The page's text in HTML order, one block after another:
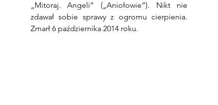
„Mitoraj. Angeli” („Aniołowie”). Nikt nie
zdawał sobie sprawy z ogromu cierpienia.
Zmarł 6 października 2014 roku.